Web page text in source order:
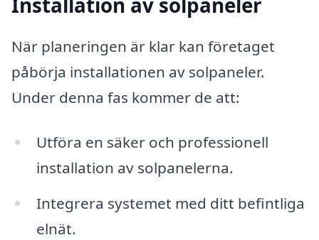
När planeringen är klar kan företaget
påbörja installationen av solpaneler.
Under denna fas kommer de att:
Utföra en säker och professionell
installation av solpanelerna.
Integrera systemet med ditt befintliga
elnät.